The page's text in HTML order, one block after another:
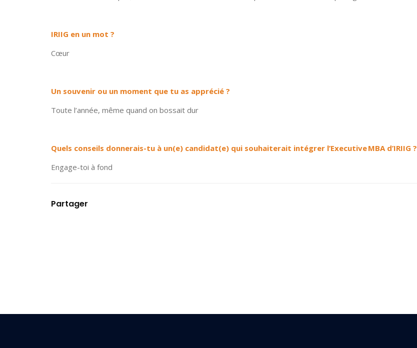
IRIIG en un mot ?
Cœur
Un souvenir ou un moment que tu as apprécié ?
Toute l’année, même quand on bossait dur
Quels conseils donnerais-tu à un(e) candidat(e) qui souhaiterait intégrer l’Executive MBA d’IRIIG ?
Engage-toi à fond
Partager